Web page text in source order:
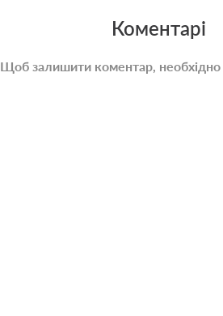
Коментарі
Щоб залишити коментар, необхідно